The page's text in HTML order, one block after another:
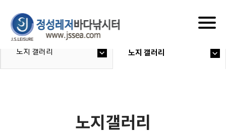
노지 갤러리 노지 갤러리
노지갤러리